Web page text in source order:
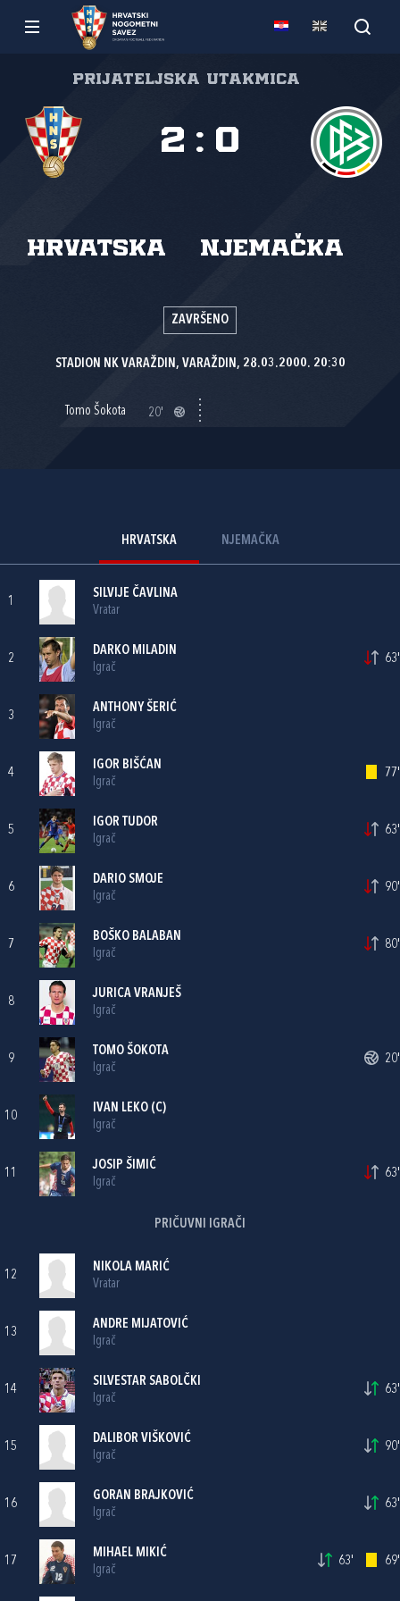
Prijateljska utakmica
Hrvatska Njemačka
2 : 0
ZAVRŠENO
STADION NK VARAŽDIN, VARAŽDIN, 28.03.2000. 20:30
Tomo Šokota 20'
HRVATSKA NJEMAČKA
1
SILVIJE ČAVLINA
Vratar
2
DARKO MILADIN
Igrač
63'
3
ANTHONY ŠERIĆ
Igrač
4
IGOR BIŠĆAN
Igrač
77'
5
IGOR TUDOR
Igrač
63'
6
DARIO SMOJE
Igrač
90'
7
BOŠKO BALABAN
Igrač
80'
8
JURICA VRANJEŠ
Igrač
9
TOMO ŠOKOTA
Igrač
20'
10
IVAN LEKO (C)
Igrač
11
JOSIP ŠIMIĆ
Igrač
63'
PRIČUVNI IGRAČI
12
NIKOLA MARIĆ
Vratar
13
ANDRE MIJATOVIĆ
Igrač
14
SILVESTAR SABOLČKI
Igrač
63'
15
DALIBOR VIŠKOVIĆ
Igrač
90'
16
GORAN BRAJKOVIĆ
Igrač
63'
17
MIHAEL MIKIĆ
Igrač
63' 69'